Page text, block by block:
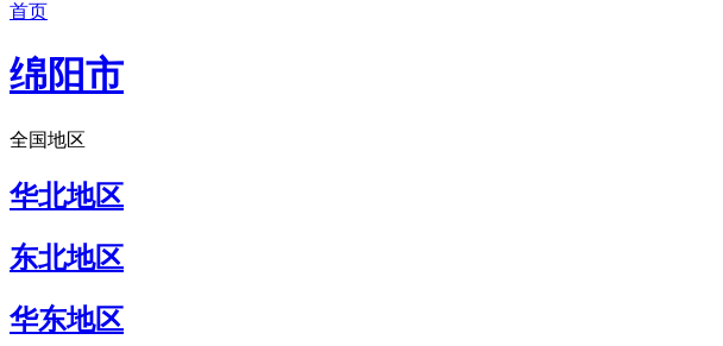
首页
绵阳市
全国地区
华北地区
东北地区
华东地区